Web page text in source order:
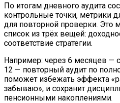
По итогам дневного аудита
контрольные точки, метрики
для повторной проверки. Это
список из трёх вещей:
соответствие стратегии.
Например: через 6 месяцев —
12 — повторный аудит по
поможет избежать эффекта
забываю», и сохранит
пенсионными накоплениями.